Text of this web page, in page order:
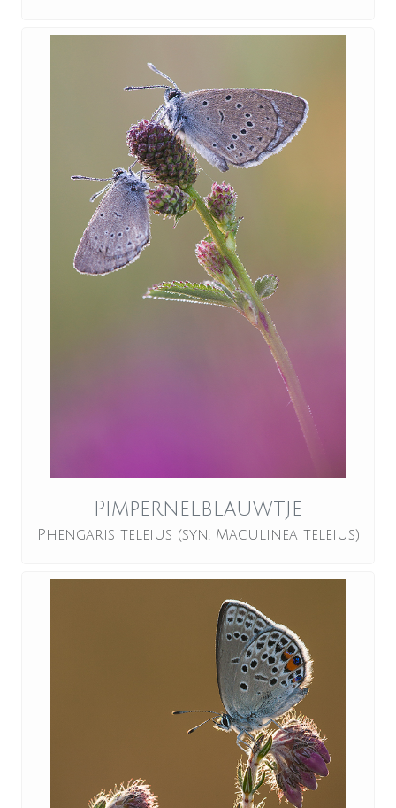
Pimpernelblauwtje
Phengaris teleius (syn. Maculinea teleius)